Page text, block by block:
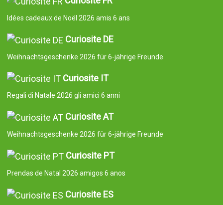
Idées cadeaux de Noël 2026 amis 6 ans
Curiosite DE
Weihnachtsgeschenke 2026 für 6-jährige Freunde
Curiosite IT
Regali di Natale 2026 gli amici 6 anni
Curiosite AT
Weihnachtsgeschenke 2026 für 6-jährige Freunde
Curiosite PT
Prendas de Natal 2026 amigos 6 anos
Curiosite ES